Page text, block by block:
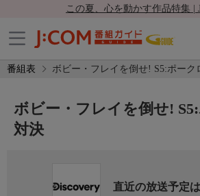
この夏、心を動かす作品特集 |
番組表 ボビー・フレイを倒せ! S5:ポーク
ボビー・フレイを倒せ!
対決
直近の放送予定